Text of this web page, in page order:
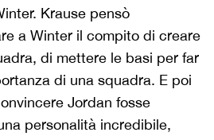
Krause pensò
a Winter il compito di creare
di mettere le basi per far
di una squadra. E poi
Jordan fosse
personalità incredibile,